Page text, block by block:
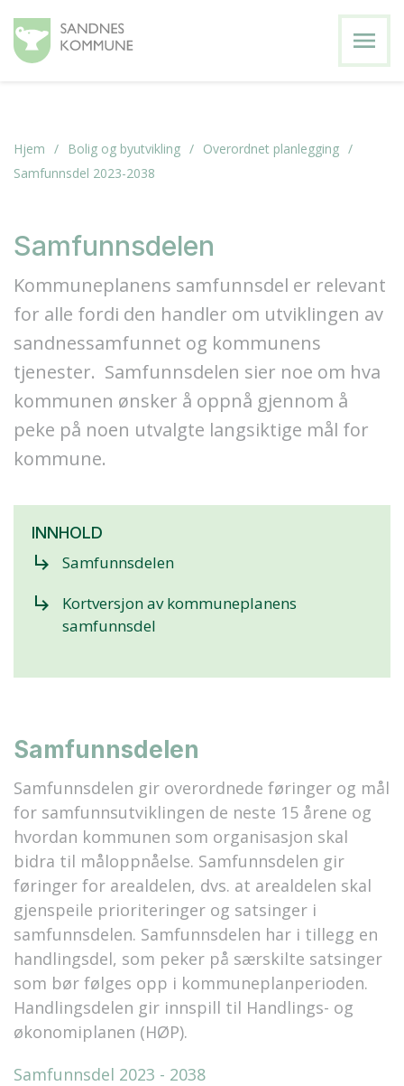
menu
Hjem Bolig og byutvikling
Overordnet planlegging
Samfunnsdel 2023-2038
Samfunnsdelen
Kommuneplanens samfunnsdel er relevant
for alle fordi den handler om utviklingen av
sandnessamfunnet og kommunens
tjenester. Samfunnsdelen sier noe om hva
kommunen ønsker å oppnå gjennom å
peke på noen utvalgte langsiktige mål for
kommune.
INNHOLD
subdirectory_arrow_right Samfunnsdelen
subdirectory_arrow_right
Kortversjon av kommuneplanens
samfunnsdel
Samfunnsdelen
Samfunnsdelen gir overordnede føringer og mål
for samfunnsutviklingen de neste 15 årene og
hvordan kommunen som organisasjon skal
bidra til måloppnåelse. Samfunnsdelen gir
føringer for arealdelen, dvs. at arealdelen skal
gjenspeile prioriteringer og satsinger i
samfunnsdelen. Samfunnsdelen har i tillegg en
handlingsdel, som peker på særskilte satsinger
som bør følges opp i kommuneplanperioden.
Handlingsdelen gir innspill til Handlings- og
økonomiplanen (HØP).
Samfunnsdel 2023 - 2038